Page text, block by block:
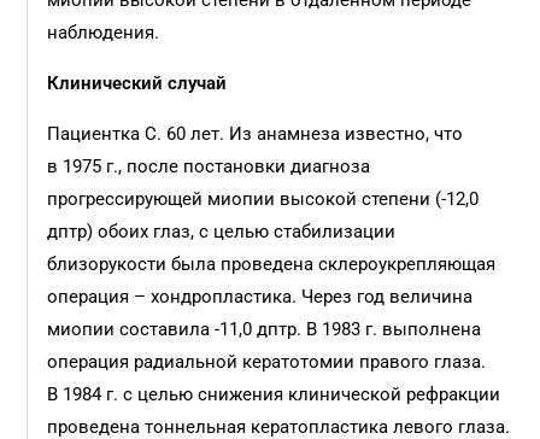
наблюдения.
Клинический случай
Пациентка С. 60 лет. Из анамнеза известно, что
в 1975 г., после постановки диагноза
прогрессирующей миопии высокой степени (-12,0
дптр) обоих глаз, с целью стабилизации
близорукости была проведена склероукрепляющая
операция – хондропластика. Через год величина
миопии составила -11,0 дптр. В 1983 г. выполнена
операция радиальной кератотомии правого глаза.
В 1984 г. с целью снижения клинической рефракции
проведена тоннельная кератопластика левого глаза.